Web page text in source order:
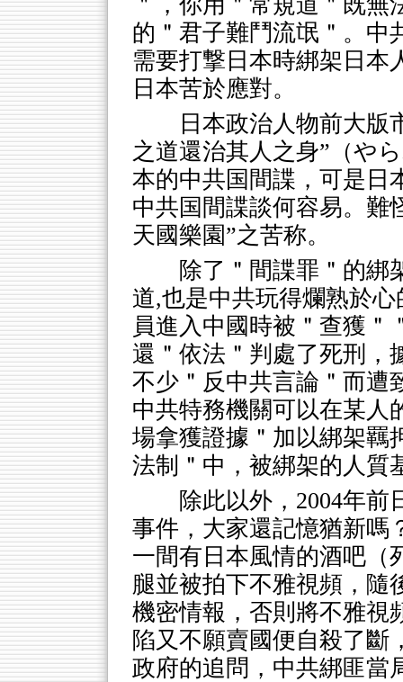
的＂君子難鬥流氓＂。中
需要打撃日本時綁架日本
日本苦於應對。
日本政治人物前大版
之道還治其人之身”（や
本的中共国間諜，可是日
中共国間諜談何容易。難
天國樂園”之苦称。
除了＂間諜罪＂的綁
道,也是中共玩得爛熟於
員進入中國時被＂查獲＂
還＂依法＂判處了死刑，
不少＂反中共言論＂而遭
中共特務機關可以在某人
場拿獲證據＂加以綁架羈
法制＂中，被綁架的人質
除此以外，2004年
事件，大家還記憶猶新嗎
一間有日本風情的酒吧（
腿並被拍下不雅視頻，隨
機密情報，否則將不雅視
陷又不願賣國便自殺了斷
政府的追問，中共綁匪當